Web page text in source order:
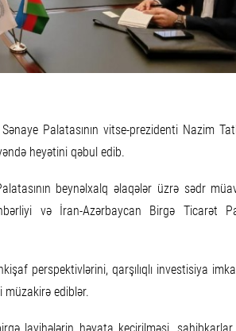
Palatasının vitse-prezidenti Nazim
heyətini qəbul edib.
beynəlxalq əlaqələr üzrə sədr
və İran-Azərbaycan Birgə Ticarət
perspektivlərini, qarşılıqlı investisiya
müzakirə ediblər.